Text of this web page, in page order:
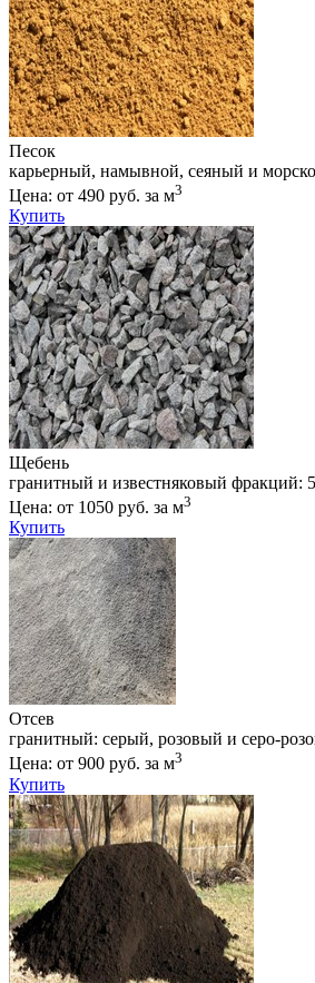
Песок
карьерный, намывной, сеяный и
Цена: от 490 руб. за м3
Купить
Щебень
гранитный и известняковый фракций:
Цена: от 1050 руб. за м3
Купить
Отсев
гранитный: серый, розовый и серо-
Цена: от 900 руб. за м3
Купить